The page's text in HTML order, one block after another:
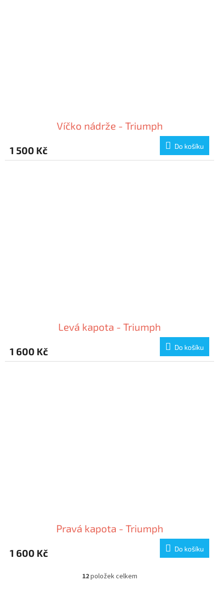
Víčko nádrže - Triumph
1 500 Kč Do košíku
Levá kapota - Triumph
1 600 Kč Do košíku
Pravá kapota - Triumph
1 600 Kč Do košíku
O
12položek celkem